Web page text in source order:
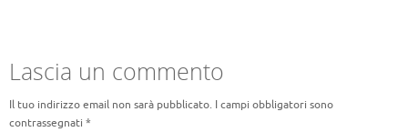
Lascia un commento
Il tuo indirizzo email non sarà pubblicato. I campi obbligatori sono
contrassegnati *